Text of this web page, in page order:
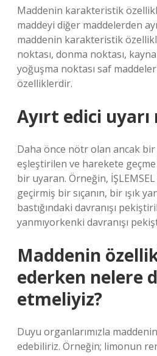
Maddenin karakteristik
maddeyi diğer maddelerden
maddenin karakteristik
noktası, donma noktası,
yoğuşma noktası saf
özelliklerdir.
Ayırt edici uyarı
Daha önce nötr olan ancak
eşleştirilen ve harekete
bir uyaran. Örneğin,
geçirmiş bir sıçanın, bir ışık
bastığındaki davranışı
yanmıyorkenki davranışı
Maddenin
ederken nelere
etmeliyiz?
Duyu organlarımızla
edebiliriz. Örneğin; limonun